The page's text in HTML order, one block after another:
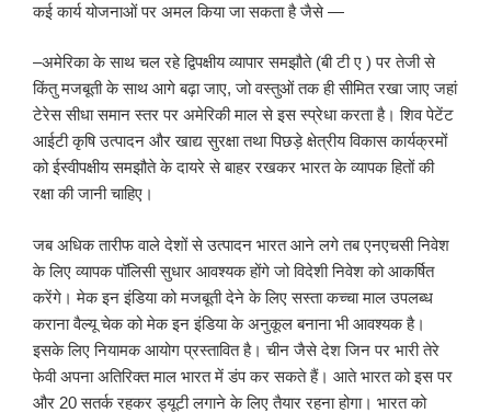
कई कार्य योजनाओं पर अमल किया जा सकता है जैसे —
–अमेरिका के साथ चल रहे द्विपक्षीय व्यापार समझौते (बी टी ए ) पर तेजी से
किंतु मजबूती के साथ आगे बढ़ा जाए, जो वस्तुओं तक ही सीमित रखा जाए जहां
टेरेस सीधा समान स्तर पर अमेरिकी माल से इस स्प्रेधा करता है। शिव पेटेंट
आईटी कृषि उत्पादन और खाद्य सुरक्षा तथा पिछड़े क्षेत्रीय विकास कार्यक्रमों
को ईस्वीपक्षीय समझौते के दायरे से बाहर रखकर भारत के व्यापक हितों की
रक्षा की जानी चाहिए।
जब अधिक तारीफ वाले देशों से उत्पादन भारत आने लगे तब एनएचसी निवेश
के लिए व्यापक पॉलिसी सुधार आवश्यक होंगे जो विदेशी निवेश को आकर्षित
करेंगे। मेक इन इंडिया को मजबूती देने के लिए सस्ता कच्चा माल उपलब्ध
कराना वैल्यू चेक को मेक इन इंडिया के अनुकूल बनाना भी आवश्यक है।
इसके लिए नियामक आयोग प्रस्तावित है। चीन जैसे देश जिन पर भारी तेरे
फेवी अपना अतिरिक्त माल भारत में डंप कर सकते हैं। आते भारत को इस पर
और 20 सतर्क रहकर ड्यूटी लगाने के लिए तैयार रहना होगा। भारत को